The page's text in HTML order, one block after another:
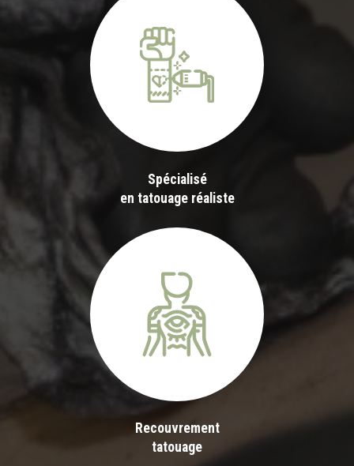
Spécialisé
en tatouage réaliste
Recouvrement
tatouage